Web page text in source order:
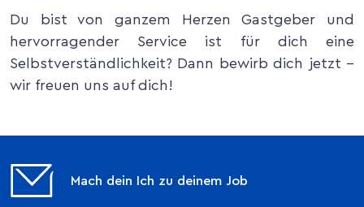
Du bist von ganzem Herzen Gastgeber und
hervorragender Service ist für dich eine
Selbstverständlichkeit? Dann bewirb dich jetzt –
wir freuen uns auf dich!
Mach dein Ich zu deinem Job